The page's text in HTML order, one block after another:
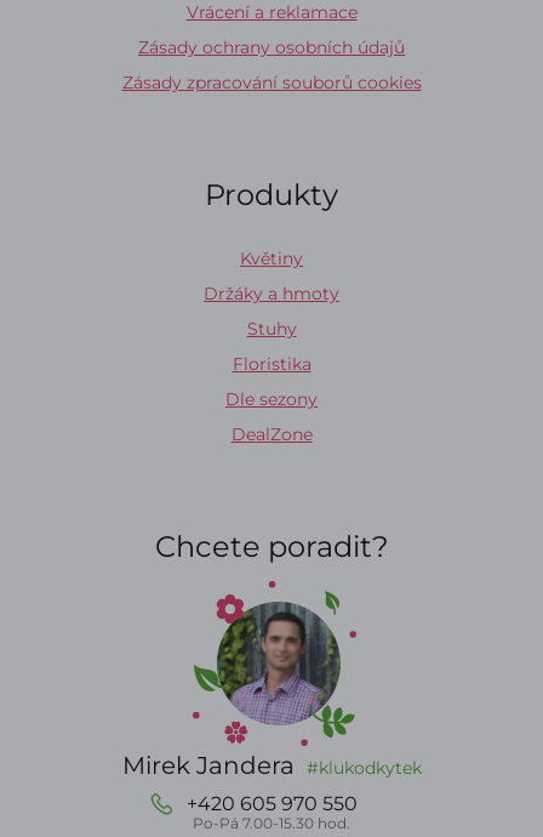
Vrácení a reklamace
Zásady ochrany osobních údajů
Zásady zpracování souborů cookies
Produkty
Květiny
Držáky a hmoty
Stuhy
Floristika
Dle sezony
DealZone
Chcete poradit?
Mirek Jandera #klukodkytek
+420 605 970 550
Po-Pá 7.00-15.30 hod.